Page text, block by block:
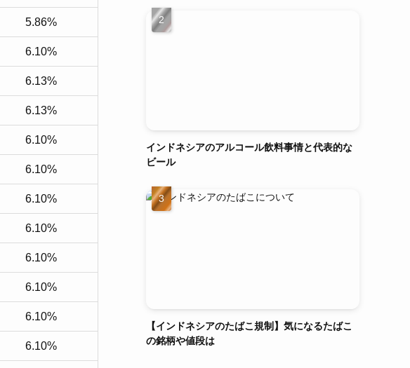
5.86%
6.10%
6.13%
6.13%
6.10%
6.10%
6.10%
6.10%
6.10%
6.10%
6.10%
6.10%
インドネシアのアルコール飲料事情と代表的な
ビール
【インドネシアのたばこ規制】気になるたばこ
の銘柄や値段は